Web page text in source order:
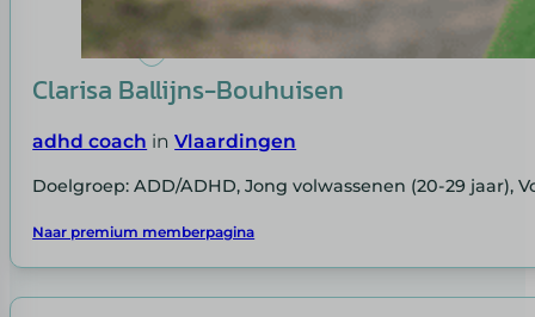
Clarisa Ballijns-Bouhuisen
adhd coach inVlaardingen
Doelgroep: ADD/ADHD, Jong volwassenen (20-29 jaar),
Naar premium memberpagina